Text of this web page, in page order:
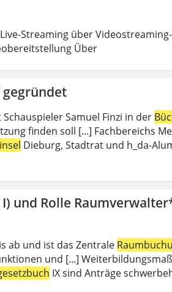
Streaming über
Über
gegründet
Samuel Finzi in der
finden soll [...] Fachbereichs
Dieburg, Stadtrat und h_da-
und Rolle
ab und ist das Zentrale
und [...]
IX sind Anträge